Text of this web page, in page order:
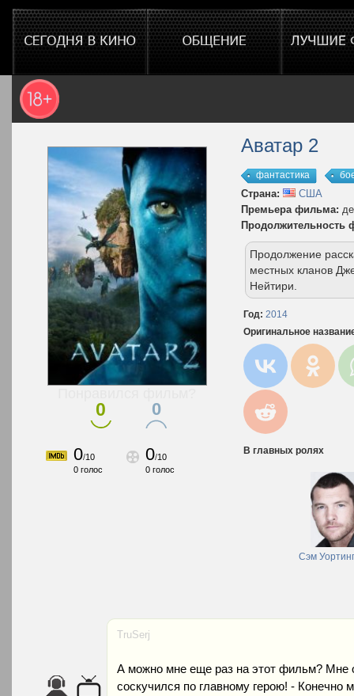
0 0
0/10
0 голос
0/10
0 голос
Аватар 2
фантастика
Страна:
США
Премьера фильма:
Продолжительность
Продолжение
местных кланов
Нейтири.
Год: 2014
Оригинальное
В главных ролях
Сэм
TruSerj
А можно мне еще раз на этот фильм? Мне
соскучился по главному герою! - Конечно